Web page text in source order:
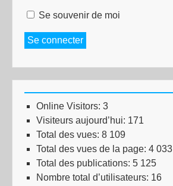
Se souvenir de moi
Se connecter
Online Visitors: 3
Visiteurs aujourd’hui: 171
Total des vues: 8 109
Total des vues de la page: 4 033
Total des publications: 5 125
Nombre total d’utilisateurs: 16